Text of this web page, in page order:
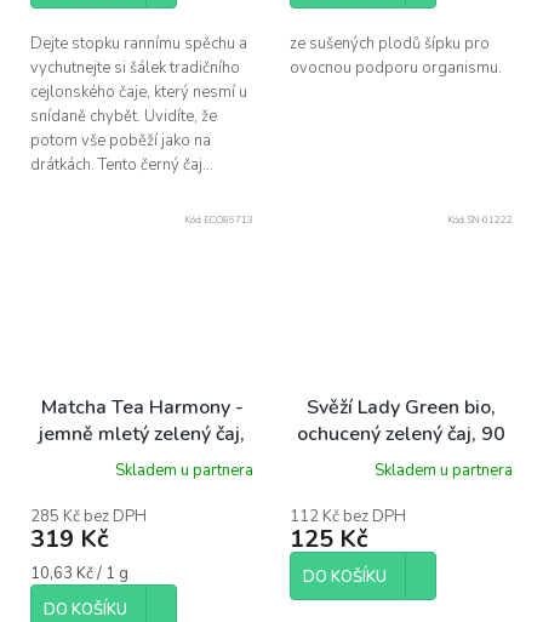
Dejte stopku rannímu spěchu a
vychutnejte si šálek tradičního
cejlonského čaje, který nesmí u
snídaně chybět. Uvidíte, že
potom vše poběží jako na
drátkách. Tento černý čaj...
ze sušených plodů šípku pro
ovocnou podporu organismu.
Matcha Tea Harmony -
jemně mletý zelený čaj,
60g
Skladem u partnera
285 Kč bez DPH
319 Kč
Měrná
cena:
10,63 Kč / 1 g
DO KOŠÍKU
Kód: ECO86713
Svěží Lady Green bio,
ochucený zelený čaj, 90
g syp.
Skladem u partnera
112 Kč bez DPH
125 Kč
DO KOŠÍKU
Kód: SN-01222